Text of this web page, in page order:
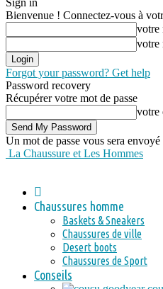
Sign in
Bienvenue ! Connectez-vous à
votre
votre
Forgot your password? Get help
Password recovery
Récupérer votre mot de passe
votre
Un mot de passe vous sera
La Chaussure et Les Hommes
Chaussures homme
Baskets & Sneakers
Chaussures de ville
Desert boots
Chaussures de Sport
Conseils